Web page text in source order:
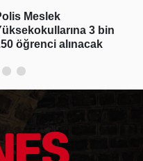
Meslek
3 bin
öğrenci alınacak